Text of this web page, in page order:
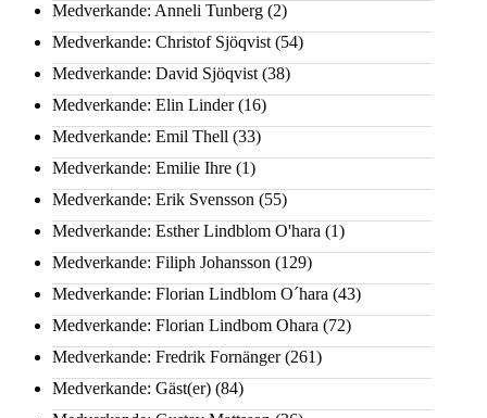
Medverkande: Anneli Tunberg (2)
Medverkande: Christof Sjöqvist (54)
Medverkande: David Sjöqvist (38)
Medverkande: Elin Linder(16)
Medverkande: Emil Thell (33)
Medverkande: Emilie Ihre (1)
Medverkande: Erik Svensson (55)
Medverkande: Esther Lindblom O'hara (1)
Medverkande: Filiph Johansson (129)
Medverkande: Florian Lindblom O´hara (43)
Medverkande: Florian Lindbom Ohara (72)
Medverkande: Fredrik Fornänger(261)
Medverkande: Gäst(er) (84)